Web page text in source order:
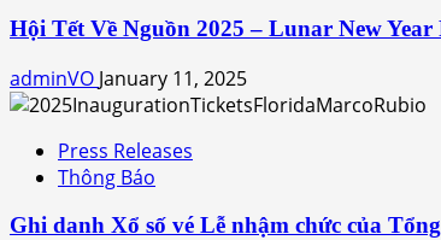
Hội Tết Về Nguồn 2025 – Lunar New
adminVO January 11, 2025
Press Releases
Thông Báo
Ghi danh Xổ số vé Lễ nhậm chức của